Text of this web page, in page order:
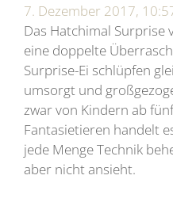
7. Dezember 2017,
Das Hatchimal
eine doppelte
Surprise-Ei schlüpfen
umsorgt und
zwar von Kindern ab
Fantasietieren handelt
jede Menge Technik
aber nicht ansieht.